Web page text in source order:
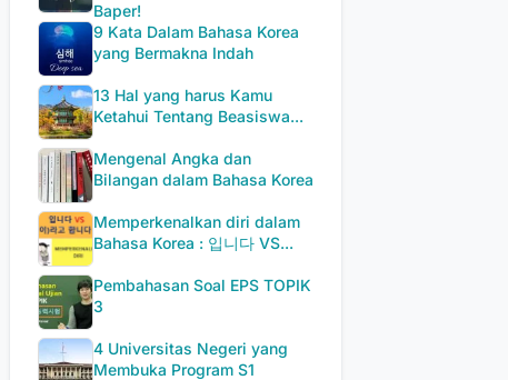
Baper!
9 Kata Dalam Bahasa Korea
yang Bermakna Indah
13 Hal yang harus Kamu
Ketahui Tentang Beasiswa...
Mengenal Angka dan
Bilangan dalam Bahasa Korea
Memperkenalkan diri dalam
Bahasa Korea : 입니다 VS...
Pembahasan Soal EPS TOPIK
3
4 Universitas Negeri yang
Membuka Program S1